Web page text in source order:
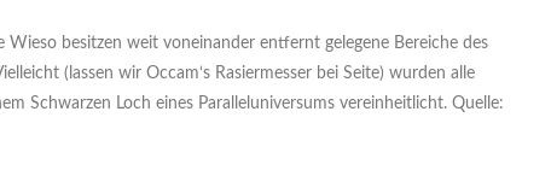
Wieso besitzen weit voneinander entfernt gelegene Bereiche des
(lassen wir Occam‘s Rasiermesser bei Seite) wurden alle
Schwarzen Loch eines Paralleluniversums vereinheitlicht. Quelle: